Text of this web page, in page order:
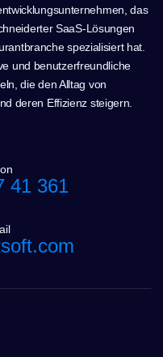
das
SaaS-Lösungen
spezialisiert hat.
und benutzerfreundliche
die den Alltag von
deren Effizienz steigern.
41 361